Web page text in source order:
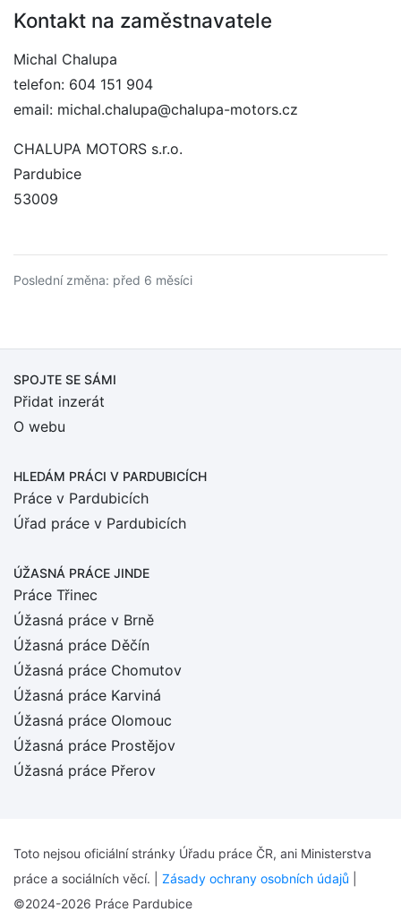
Kontakt na zaměstnavatele
Michal Chalupa
telefon: 604 151 904
email: michal.chalupa@chalupa-motors.cz
CHALUPA MOTORS s.r.o.
Pardubice
53009
Poslední změna: před 6 měsíci
SPOJTE SE SÁMI
Přidat inzerát
O webu
HLEDÁM PRÁCI V PARDUBICÍCH
Práce v Pardubicích
Úřad práce v Pardubicích
ÚŽASNÁ PRÁCE JINDE
Práce Třinec
Úžasná práce v Brně
Úžasná práce Děčín
Úžasná práce Chomutov
Úžasná práce Karviná
Úžasná práce Olomouc
Úžasná práce Prostějov
Úžasná práce Přerov
Toto nejsou oficiální stránky Úřadu práce ČR, ani Ministerstva
práce a sociálních věcí. | Zásady ochrany osobních údajů
©2024-2026 Práce Pardubice